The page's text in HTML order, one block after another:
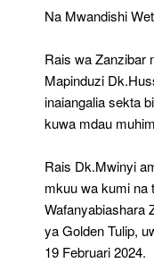
Na Mwandishi
Rais wa Zanzibar
Mapinduzi
inaiangalia sekta
kuwa mdau
Rais Dk.Mwinyi
mkuu wa kumi na
Wafanyabiashara
ya Golden Tulip,
19 Februari 2024.